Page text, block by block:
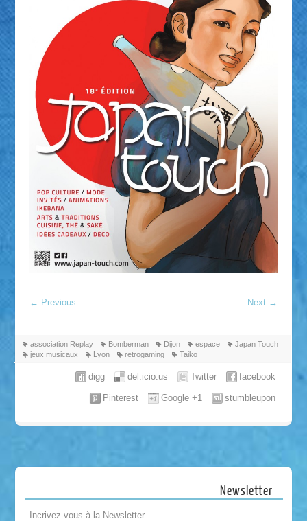
← Previous Next →
association Replay Bomberman Dijon espace
Japan Touch
jeux musicaux
Lyon retrogaming Taiko
facebook
Twitter
del.icio.us
digg
stumbleupon
Google +1
Pinterest
Newsletter
Incrivez-vous à la Newsletter